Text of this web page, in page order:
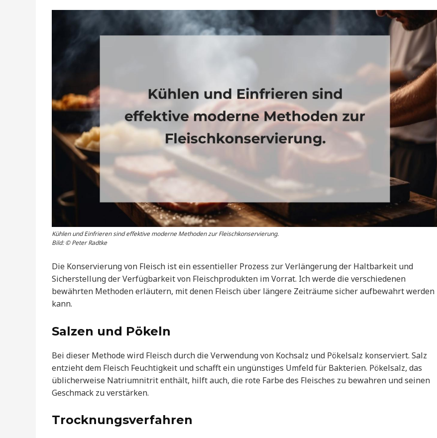
Kühlen und Einfrieren sind effektive moderne Methoden zur Fleischkonservierung.
Bild: © Peter Radtke
Die Konservierung von Fleisch ist ein essentieller Prozess zur Verlängerung der Haltbarkeit und
Sicherstellung der Verfügbarkeit von Fleischprodukten im Vorrat. Ich werde die verschiedenen
bewährten Methoden erläutern, mit denen Fleisch über längere Zeiträume sicher aufbewahrt werden
kann.
Salzen und Pökeln
Bei dieser Methode wird Fleisch durch die Verwendung von Kochsalz und Pökelsalz konserviert. Salz
entzieht dem Fleisch Feuchtigkeit und schafft ein ungünstiges Umfeld für Bakterien. Pökelsalz, das
üblicherweise Natriumnitrit enthält, hilft auch, die rote Farbe des Fleisches zu bewahren und seinen
Geschmack zu verstärken.
Trocknungsverfahren